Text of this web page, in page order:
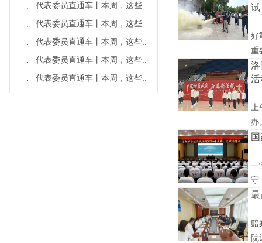
· 代表委员直通车丨本周，这些..
· 代表委员直通车丨本周，这些..
· 代表委员直通车丨本周，这些..
· 代表委员直通车丨本周，这些..
· 代表委员直通车丨本周，这些..
试
好
重
洛
活
办
一
守
最
赔
院